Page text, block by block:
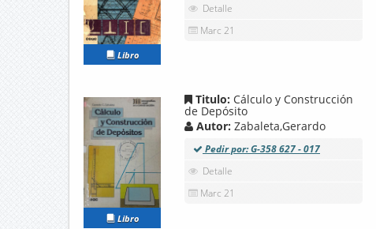
Libro
Detalle
Marc 21
Libro
Titulo: Cálculo y Construcción
de Depósito
Autor: Zabaleta,Gerardo
Pedir por: G-358 627 - 017
Detalle
Marc 21